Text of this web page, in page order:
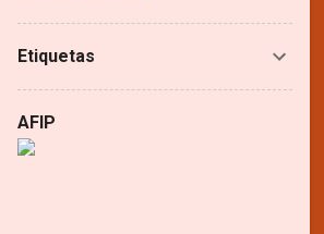
Etiquetas
AFIP